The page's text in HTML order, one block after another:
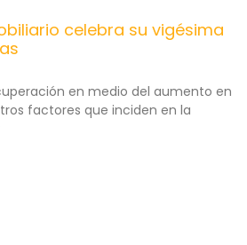
celebra su vigésima
en medio del aumento en
factores que inciden en la